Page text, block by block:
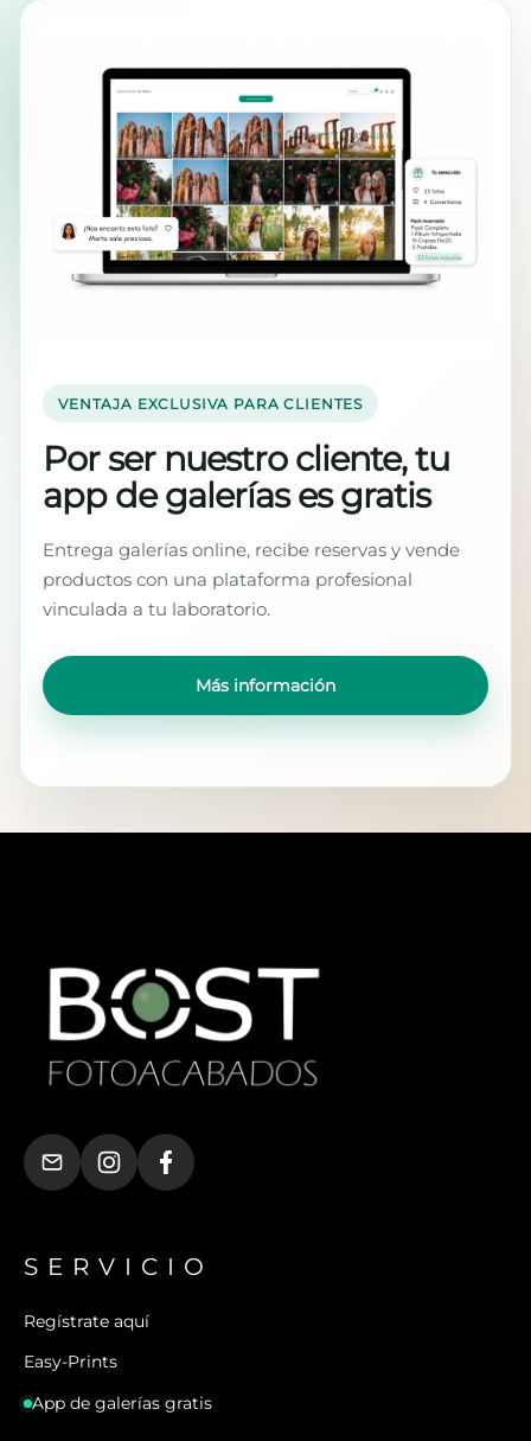
VENTAJA EXCLUSIVA PARA CLIENTES
Por ser nuestro cliente, tu
app de galerías es gratis
Entrega galerías online, recibe reservas y vende
productos con una plataforma profesional
vinculada a tu laboratorio.
Más información
SERVICIO
Regístrate aquí
Easy-Prints
App de galerías gratis